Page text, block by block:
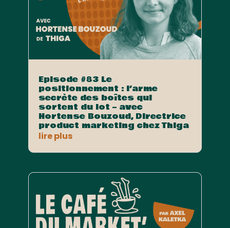
Episode #83 Le
positionnement : l’arme
secrète des boîtes qui
sortent du lot – avec
Hortense Bouzoud, Directrice
product marketing chez Thiga
lire plus